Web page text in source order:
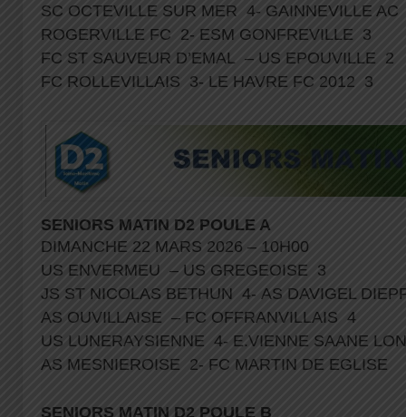
SC OCTEVILLE SUR MER 4- GAINNEVILLE
ROGERVILLE FC 2- ESM GONFREVILLE 3
FC ST SAUVEUR D’EMAL – US EPOUVILLE 2
FC ROLLEVILLAIS 3- LE HAVRE FC 2012 3
SENIORS MATIN D2 POULE A
DIMANCHE 22 MARS 2026 – 10H00
US ENVERMEU – US GREGEOISE 3
JS ST NICOLAS BETHUN 4- AS DAVIGEL
AS OUVILLAISE – FC OFFRANVILLAIS 4
US LUNERAYSIENNE 4- E.VIENNE SAANE
AS MESNIEROISE 2- FC MARTIN DE EGLISE
SENIORS MATIN D2 POULE B